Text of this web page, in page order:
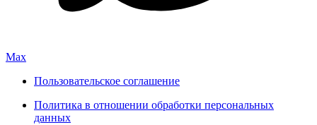
Max
Пользовательское соглашение
Политика в отношении обработки персональных
данных